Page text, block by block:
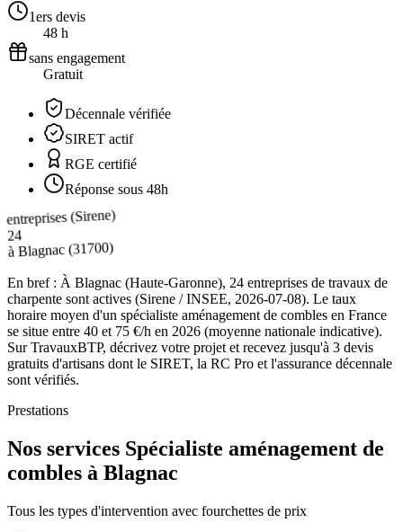
1ers devis
48 h
sans engagement
Gratuit
Décennale vérifiée
SIRET actif
RGE certifié
Réponse sous 48h
entreprises (Sirene)
24
àBlagnac(31700)
En bref : À Blagnac (Haute-Garonne), 24 entreprises de travaux de
charpente sont actives (Sirene / INSEE, 2026-07-08). Le taux
horaire moyen d'un spécialiste aménagement de combles en France
se situe entre 40 et 75 €/h en 2026 (moyenne nationale indicative).
Sur TravauxBTP, décrivez votre projet et recevez jusqu'à 3 devis
gratuits d'artisans dont le SIRET, la RC Pro et l'assurance décennale
sont vérifiés.
Prestations
Nos services Spécialiste aménagement de
combles à Blagnac
Tous les types d'intervention avec fourchettes de prix